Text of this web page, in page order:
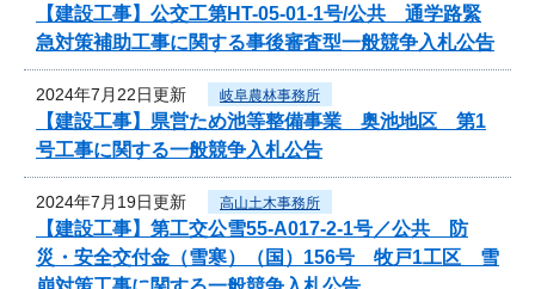
【建設工事】公交工第HT-05-01-1号/公共 通学路緊
急対策補助工事に関する事後審査型一般競争入札公告
2024年7月22日更新 岐阜農林事務所
【建設工事】県営ため池等整備事業 奥池地区 第1
号工事に関する一般競争入札公告
2024年7月19日更新 高山土木事務所
【建設工事】第工交公雪55-A017-2-1号／公共 防
災・安全交付金（雪寒）（国）156号 牧戸1工区 雪